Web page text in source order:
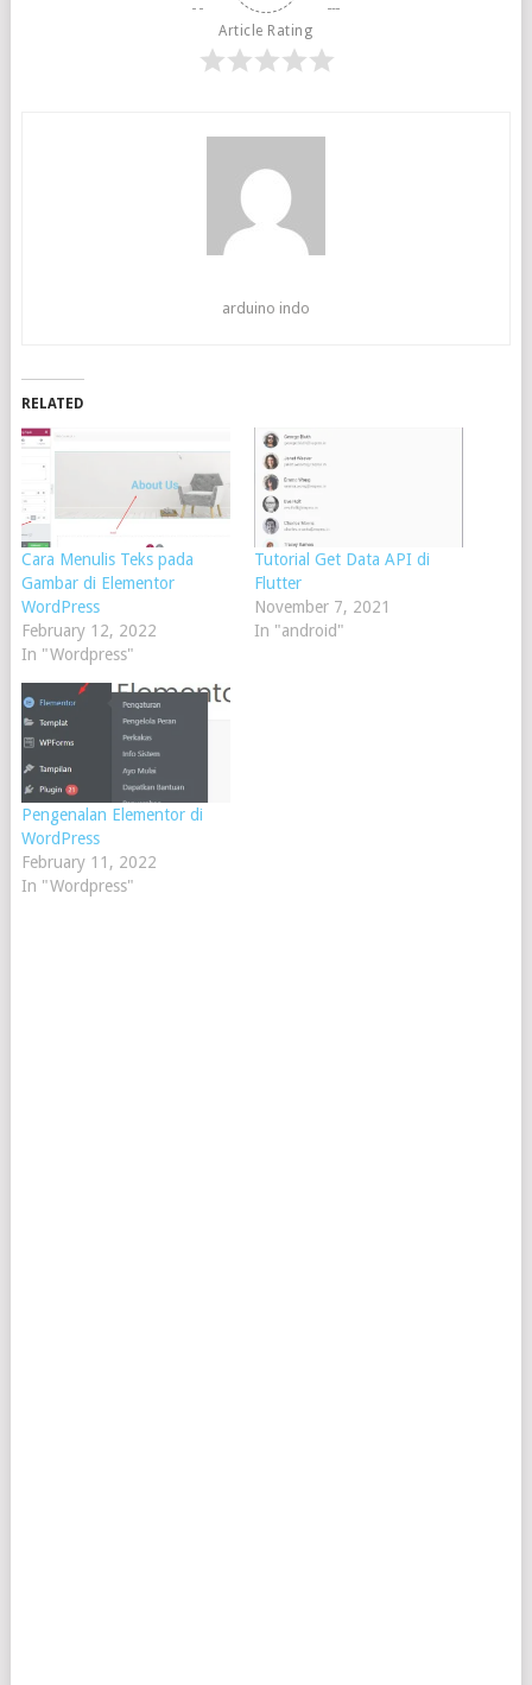
Article Rating
arduino indo
RELATED
Cara Menulis Teks pada
Gambar di Elementor
WordPress
February 12, 2022
In "Wordpress"
Tutorial Get Data API di
Flutter
November 7, 2021
In "android"
Pengenalan Elementor di
WordPress
February 11, 2022
In "Wordpress"